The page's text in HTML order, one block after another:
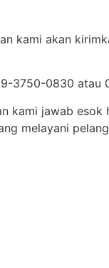
kami akan
3750-0830 atau
kami jawab esok
melayani